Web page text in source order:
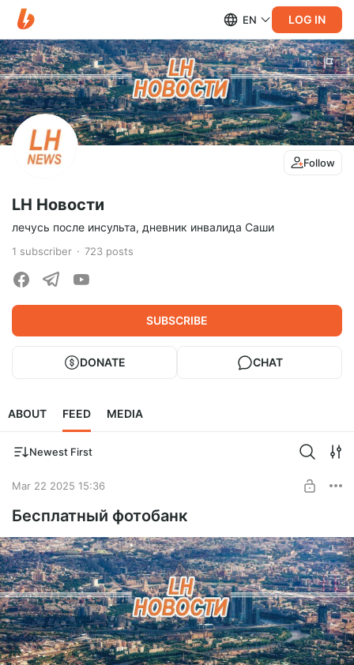
EN LOG IN
Follow
LH Новости
лечусь после инсульта, дневник инвалида Саши
1 subscriber 723 posts
SUBSCRIBE
DONATE CHAT
ABOUT FEED MEDIA
Newest First
Mar 22 2025 15:36
Бесплатный фотобанк